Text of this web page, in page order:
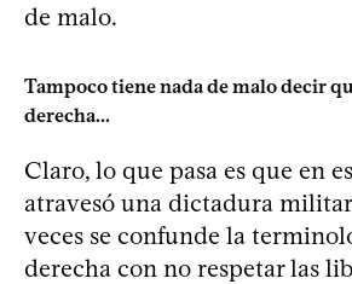
de malo.
Tampoco tiene nada de malo decir
derecha...
Claro, lo que pasa es que en
atravesó una dictadura
veces se confunde la
derecha con no respetar las